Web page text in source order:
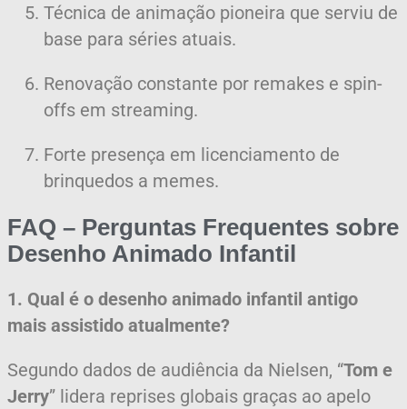
Técnica de animação pioneira que serviu de
base para séries atuais.
Renovação constante por remakes e spin-
offs em streaming.
Forte presença em licenciamento de
brinquedos a memes.
FAQ – Perguntas Frequentes sobre
Desenho Animado Infantil
1. Qual é o desenho animado infantil antigo
mais assistido atualmente?
Segundo dados de audiência da Nielsen, “Tom e
Jerry” lidera reprises globais graças ao apelo